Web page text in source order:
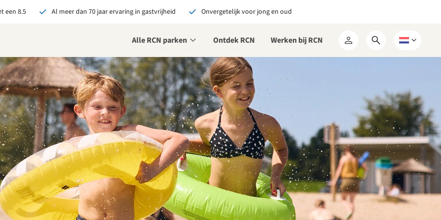
een 8.5 Al meer dan 70 jaar ervaring in gastvrijheid Onvergetelijk voor jong en oud
Alle RCN parken Ontdek RCN Werken bij RCN
Mijn
RCN
Open
zoekformulier
Kies
een
bij RCN boekt, krijg je:
De beste prijsgarantie
Exclusieve voordelen
Persoonlijk contact
alle voordelen